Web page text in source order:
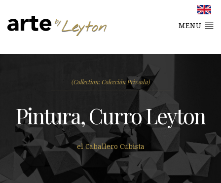
MENU
(Collection: Colección Privada)
Pintura, Curro Leyton
el Caballero Cubista